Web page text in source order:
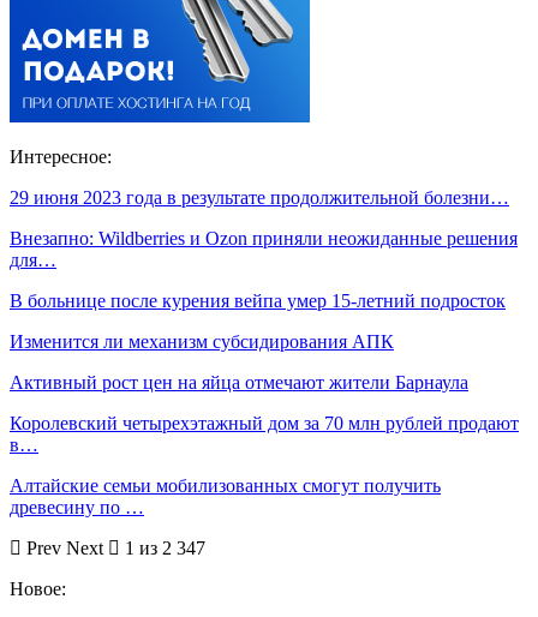
Интересное:
29 июня 2023 года в результате продолжительной болезни…
Внезапно: Wildberries и Ozon приняли неожиданные решения
для…
В больнице после курения вейпа умер 15-летний подросток
Изменится ли механизм субсидирования АПК
Активный рост цен на яйца отмечают жители Барнаула
Королевский четырехэтажный дом за 70 млн рублей продают
в…
Алтайские семьи мобилизованных смогут получить
древесину по …
Prev Next
1 из 2 347
Новое: